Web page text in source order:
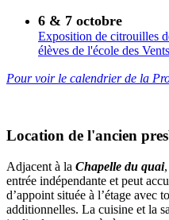
6 & 7 octobre
Exposition de citrouilles
élèves de l'école des
Pour voir le calendrier de la
Location de l'ancien
Adjacent à la Chapelle du quai
entrée indépendante et peut
d’appoint située à l’étage avec
additionnelles. La cuisine et la